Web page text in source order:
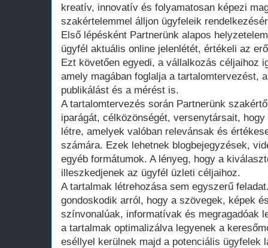
kreatív, innovatív és folyamatosan képezi
szakértelemmel álljon ügyfeleik
Első lépésként Partnerünk alapos
ügyfél aktuális online jelenlétét, értékeli az
Ezt követően egyedi, a vállalkozás céljaihoz
amely magában foglalja a tartalomtervezést,
publikálást és a mérést is.
A tartalomtervezés során Partnerünk
iparágát, célközönségét, versenytársait,
létre, amelyek valóban relevánsak és
számára. Ezek lehetnek blogbejegyzések,
egyéb formátumok. A lényeg, hogy a
illeszkedjenek az ügyfél üzleti céljaihoz.
A tartalmak létrehozása sem egyszerű
gondoskodik arról, hogy a szövegek, képek
színvonalúak, informatívak és megragadóak
a tartalmak optimalizálva legyenek a
eséllyel kerülnek majd a potenciális ügyfelek